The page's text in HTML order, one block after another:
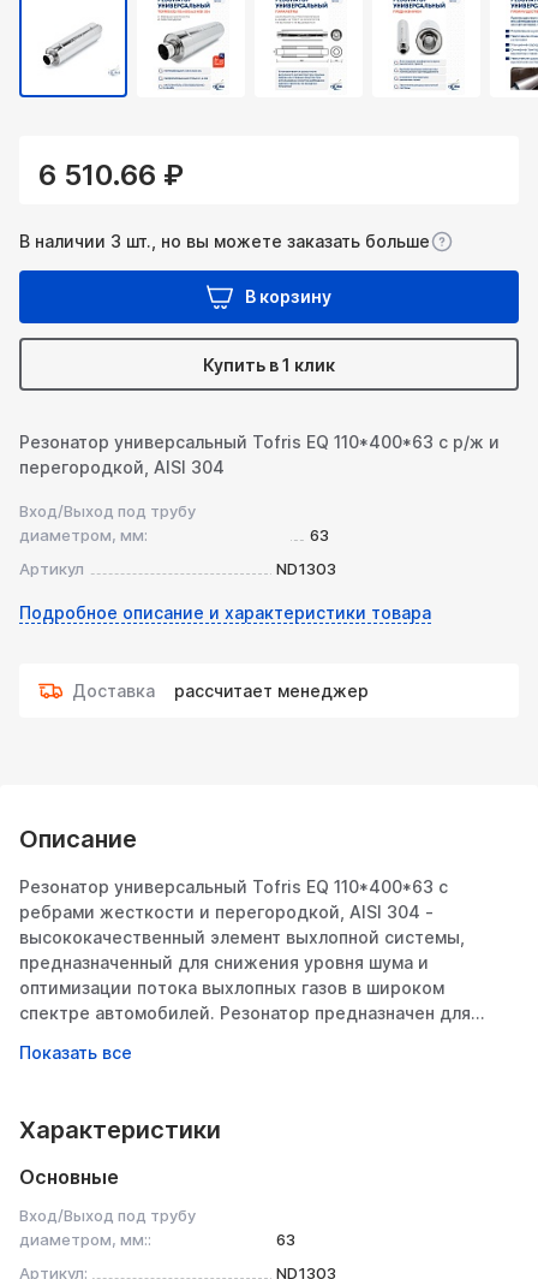
6 510.66 ₽
В наличии 3 шт., но вы можете заказать больше
В корзину
Купить в 1 клик
Резонатор универсальный Tofris EQ 110*400*63 с р/ж и
перегородкой, AISI 304
Вход/Выход под трубу
диаметром, мм:
63
Артикул
ND1303
Подробное описание и характеристики товара
Доставка рассчитает менеджер
Описание
Резонатор универсальный Tofris EQ 110*400*63 с
ребрами жесткости и перегородкой, AISI 304 -
высококачественный элемент выхлопной системы,
предназначенный для снижения уровня шума и
оптимизации потока выхлопных газов в широком
спектре автомобилей. Резонатор предназначен для
высокой динамики разгона при минимальном
срок службы выхлопной системы.
AISI 304, что обеспечивает длительный срок службы
даже в условиях агрессивной среды. В конструкции
резонатора используется перфорированная труба
толщиной 1,5 мм. В резонаторе используется
Характеристики
Основные
Вход/Выход под трубу
диаметром, мм::
63
Артикул:
ND1303